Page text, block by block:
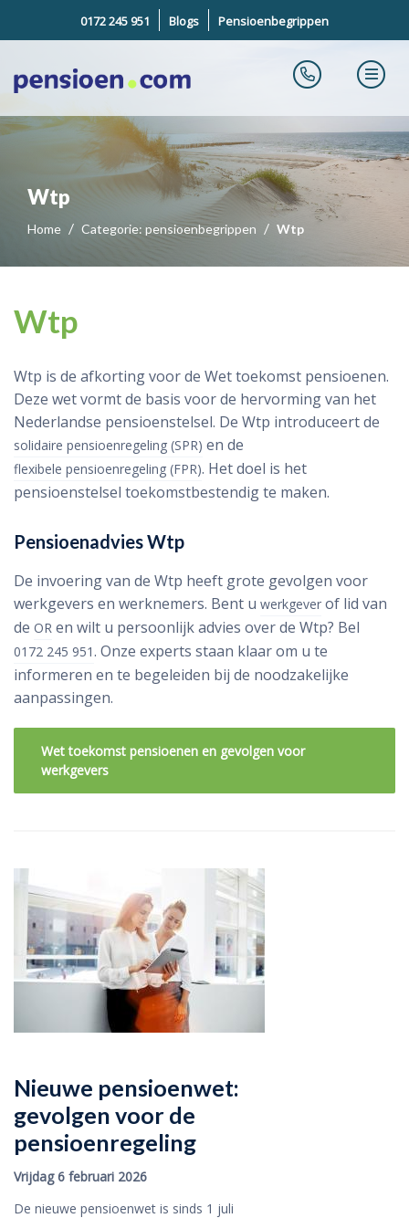
0172 245 951 Blogs Pensioenbegrippen
Wtp
Home Categorie: pensioenbegrippen Wtp
Wtp
Wtp is de afkorting voor de Wet toekomst pensioenen.
Deze wet vormt de basis voor de hervorming van het
Nederlandse pensioenstelsel. De Wtp introduceert de
solidaire pensioenregeling (SPR) en de
flexibele pensioenregeling (FPR). Het doel is het
pensioenstelsel toekomstbestendig te maken.
Pensioenadvies Wtp
De invoering van de Wtp heeft grote gevolgen voor
werkgevers en werknemers. Bent u werkgever of lid van
de OR en wilt u persoonlijk advies over de Wtp? Bel
0172 245 951. Onze experts staan klaar om u te
informeren en te begeleiden bij de noodzakelijke
aanpassingen.
Wet toekomst pensioenen en gevolgen voor
werkgevers
Nieuwe pensioenwet:
gevolgen voor de
pensioenregeling
Vrijdag 6 februari 2026
De nieuwe pensioenwet is sinds 1 juli